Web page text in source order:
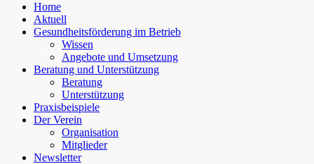
Home
Aktuell
Gesundheitsförderung im Betrieb
Wissen
Angebote und Umsetzung
Beratung und Unterstützung
Beratung
Unterstützung
Praxisbeispiele
Der Verein
Organisation
Mitglieder
Newsletter